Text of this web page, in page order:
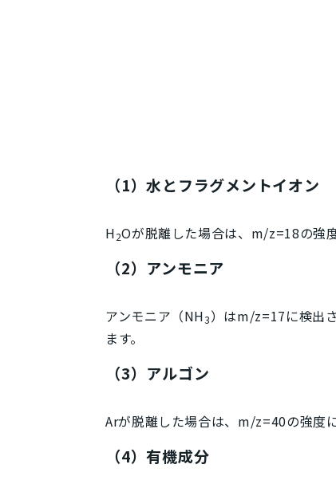
（1）水とフラグメントイオン
H2Oが脱離した場合は、 m/z=18の強
（2）アンモニア
アンモニア（NH3）はm/z=17に検出
ます。
（3）アルゴン
Arが脱離した場合は、 m/z=40の強度
（4）有機成分